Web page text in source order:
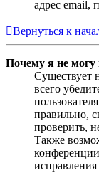
адрес email,
Вернуться к
Почему я не могу
Существует
всего
правильно,
проверить,
Также
исправления